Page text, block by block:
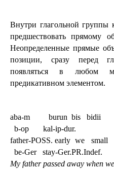
Внутри глагольной группы
предшествовать прямому
Неопределенные прямые
позиции, сразу перед
появляться в любом
предикативном элементом.
aba-m         burun  bis   bidii
b-op       kal-ip-dur.
father-POSS. early  we   small
be-Ger   stay-Ger.PR.Indef.
My father passed away when